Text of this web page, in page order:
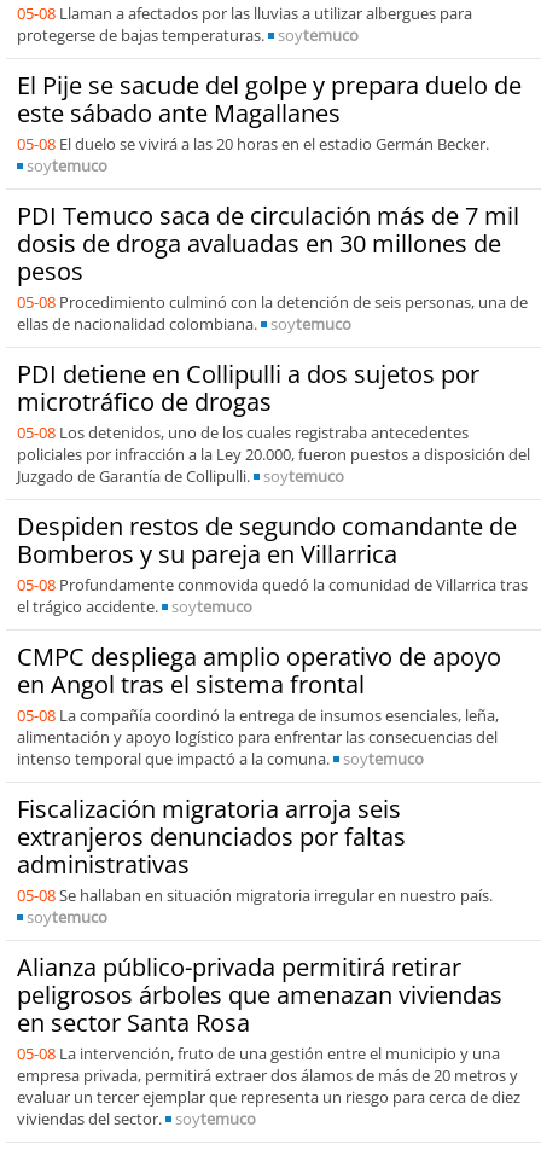
05-08 Llaman a afectados por las lluvias a utilizar albergues para
protegerse de bajas temperaturas.
soytemuco
El Pije se sacude del golpe y prepara duelo de
este sábado ante Magallanes
05-08 El duelo se vivirá a las 20 horas en el estadio Germán Becker.
soytemuco
PDI Temuco saca de circulación más de 7 mil
dosis de droga avaluadas en 30 millones de
pesos
05-08 Procedimiento culminó con la detención de seis personas, una de
ellas de nacionalidad colombiana.
soytemuco
PDI detiene en Collipulli a dos sujetos por
microtráfico de drogas
05-08 Los detenidos, uno de los cuales registraba antecedentes
policiales por infracción a la Ley 20.000, fueron puestos a disposición del
Juzgado de Garantía de Collipulli.
soytemuco
Despiden restos de segundo comandante de
Bomberos y su pareja en Villarrica
05-08 Profundamente conmovida quedó la comunidad de Villarrica tras
el trágico accidente.
soytemuco
CMPC despliega amplio operativo de apoyo
en Angol tras el sistema frontal
05-08 La compañía coordinó la entrega de insumos esenciales, leña,
alimentación y apoyo logístico para enfrentar las consecuencias del
intenso temporal que impactó a la comuna.
soytemuco
Fiscalización migratoria arroja seis
extranjeros denunciados por faltas
administrativas
05-08Se hallaban en situación migratoria irregular en nuestro país.
soytemuco
Alianza público-privada permitirá retirar
peligrosos árboles que amenazan viviendas
en sector Santa Rosa
05-08 La intervención, fruto de una gestión entre el municipio y una
empresa privada, permitirá extraer dos álamos de más de 20 metros y
evaluar un tercer ejemplar que representa un riesgo para cerca de diez
viviendas del sector.
soytemuco